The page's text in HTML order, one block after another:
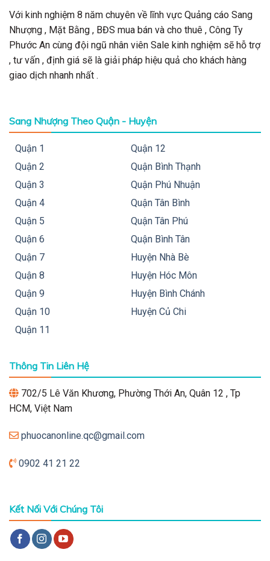
Với kinh nghiệm 8 năm chuyên về lĩnh vực Quảng cáo Sang
Nhượng , Mặt Bằng , BĐS mua bán và cho thuê , Công Ty
Phước An cùng đội ngũ nhân viên Sale kinh nghiệm sẽ hỗ trợ
, tư vấn , định giá sẽ là giải pháp hiệu quả cho khách hàng
giao dịch nhanh nhất .
Sang Nhượng Theo Quận - Huyện
Quận 1
Quận 2
Quận 3
Quận 4
Quận 5
Quận 6
Quận 7
Quận 8
Quận 9
Quận 10
Quận 11
Quận 12
Quận Bình Thạnh
Quận Phú Nhuận
Quận Tân Bình
Quận Tân Phú
Quận Bình Tân
Huyện Nhà Bè
Huyện Hóc Môn
Huyện Bình Chánh
Huyện Củ Chi
Thông Tin Liên Hệ
702/5 Lê Văn Khương, Phường Thới An, Quân 12 , Tp
HCM, Việt Nam
phuocanonline.qc@gmail.com
0902 41 21 22
Kết Nối Với Chúng Tôi